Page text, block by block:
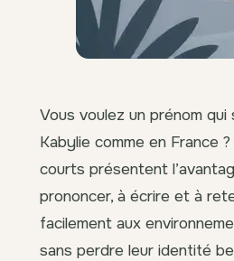
Vous voulez un prénom qui
Kabylie comme en France
courts présentent
prononcer, à écrire et à
facilement aux
sans perdre leur identité